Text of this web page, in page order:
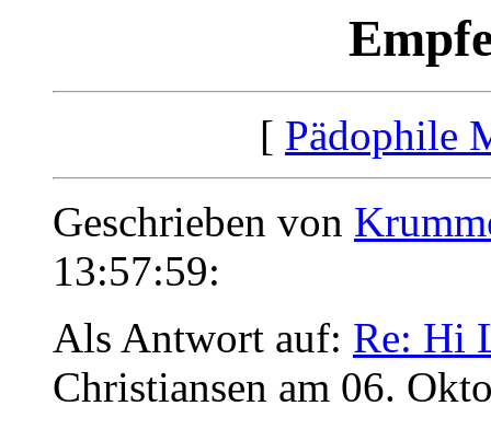
[ Pädophile
Geschrieben von
13:57:59:
Als Antwort auf: Re: Hi
Christiansen am 06.